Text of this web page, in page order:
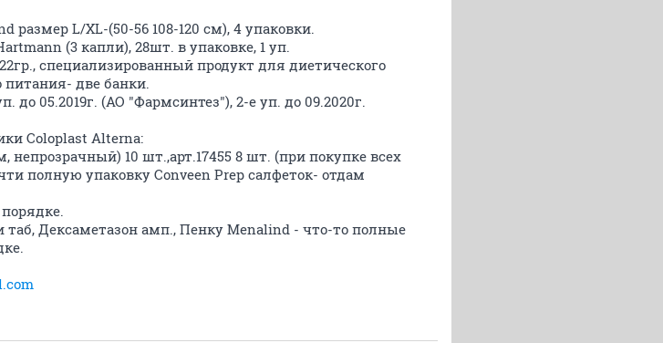
L/XL-(50-56 108-120 см), 4 упаковки.
(3 капли), 28шт. в упаковке, 1 уп.
специализированный продукт для диетического
питания- две банки.
до 05.2019г. (АО "Фармсинтез"), 2-е уп. до 09.2020г.
Coloplast Alterna:
непрозрачный) 10 шт.,арт.17455 8 шт. (при покупке всех
полную упаковку Conveen Prep салфеток- отдам
Дексаметазон амп., Пенку Menalind - что-то полные